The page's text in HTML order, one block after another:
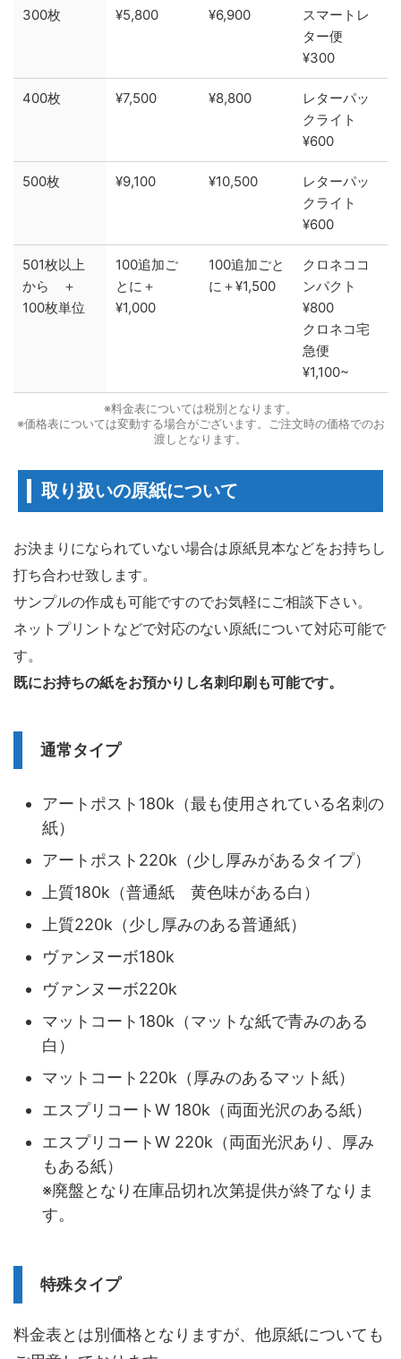
300枚 ¥5,800 ¥6,900
スマートレ
ター便
¥300
400枚 ¥7,500 ¥8,800
レターパッ
クライト
¥600
500枚 ¥9,100 ¥10,500
レターパッ
クライト
¥600
501枚以上
から ＋
100枚単位
100追加ご
とに＋
¥1,000
100追加ごと
に＋¥1,500
クロネココ
ンパクト
¥800
クロネコ宅
急便
¥1,100~
※料金表については税別となります。
※価格表については変動する場合がございます。ご注文時の価格でのお
渡しとなります。
取り扱いの原紙について
お決まりになられていない場合は原紙見本などをお持ちし
打ち合わせ致します。
サンプルの作成も可能ですのでお気軽にご相談下さい。
ネットプリントなどで対応のない原紙について対応可能で
す。
既にお持ちの紙をお預かりし名刺印刷も可能です。
通常タイプ
アートポスト180k（最も使用されている名刺の
紙）
アートポスト220k（少し厚みがあるタイプ）
上質180k（普通紙 黄色味がある白）
上質220k（少し厚みのある普通紙）
ヴァンヌーボ180k
ヴァンヌーボ220k
マットコート180k（マットな紙で青みのある
白）
マットコート220k（厚みのあるマット紙）
エスプリコートW 180k（両面光沢のある紙）
エスプリコートW 220k（両面光沢あり、厚み
もある紙）
※廃盤となり在庫品切れ次第提供が終了なりま
す。
特殊タイプ
料金表とは別価格となりますが、他原紙についても